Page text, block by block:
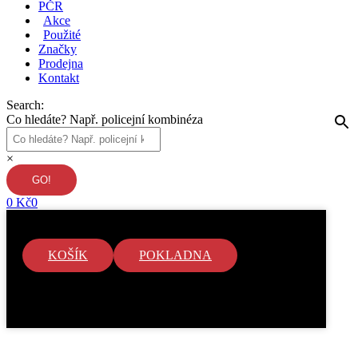
PČR
Akce
Použité
Značky
Prodejna
Kontakt
Search:
Co hledáte? Např. policejní kombinéza
×
0 Kč0
KOŠÍK POKLADNA